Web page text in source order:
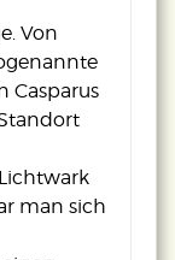
Von
Casparus
man sich